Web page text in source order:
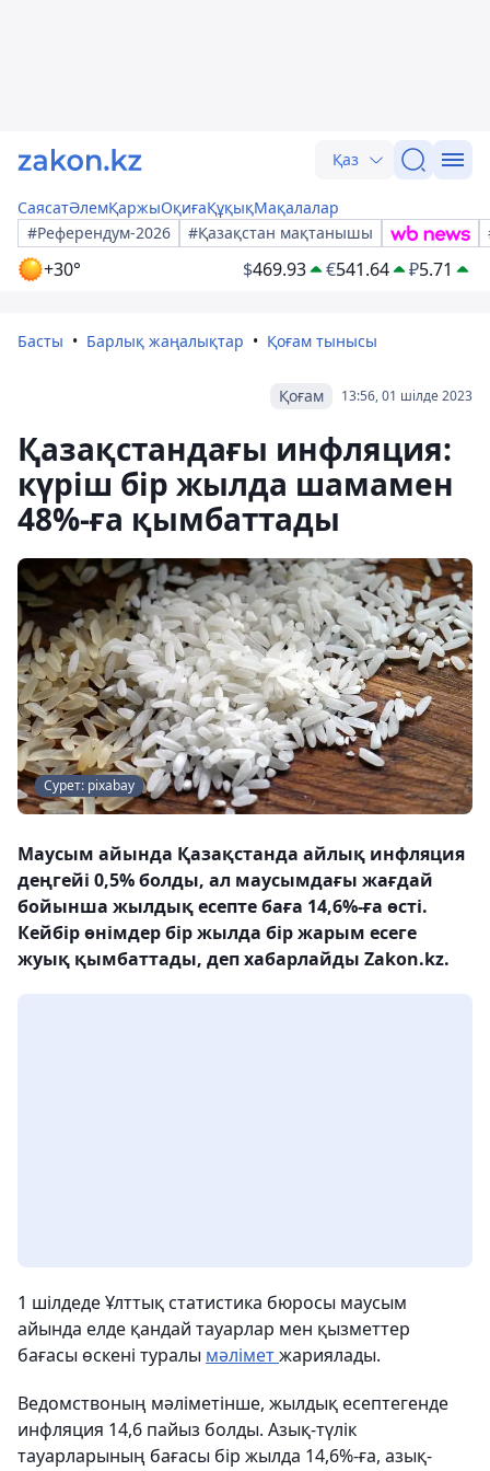
Қаз
СаясатӘлемҚаржыОқиғаҚұқықМақалалар
#Референдум-2026
#Қазақстан мақтанышы
+30° $469.93 €541.64 ₽5.71
Басты Барлық жаңалықтар Қоғам тынысы
13:56, 01 шілде 2023
Қоғам
Қазақстандағы инфляция:
күріш бір жылда шамамен
48%-ға қымбаттады
Сурет: pixabay
Маусым айында Қазақстанда айлық инфляция
деңгейі 0,5% болды, ал маусымдағы жағдай
бойынша жылдық есепте баға 14,6%-ға өсті.
Кейбір өнімдер бір жылда бір жарым есеге
жуық қымбаттады, деп хабарлайды Zakon.kz.
1 шілдеде Ұлттық статистика бюросы маусым
айында елде қандай тауарлар мен қызметтер
бағасы өскені туралы мәліметжариялады.
Ведомствоның мәліметінше, жылдық есептегенде
инфляция 14,6 пайыз болды. Азық-түлік
тауарларының бағасы бір жылда 14,6%-ға, азық-